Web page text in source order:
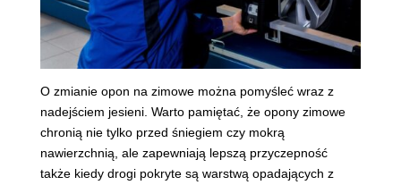
O zmianie opon na zimowe można pomyśleć wraz z
nadejściem jesieni. Warto pamiętać, że opony zimowe
chronią nie tylko przed śniegiem czy mokrą
nawierzchnią, ale zapewniają lepszą przyczepność
także kiedy drogi pokryte są warstwą opadających z